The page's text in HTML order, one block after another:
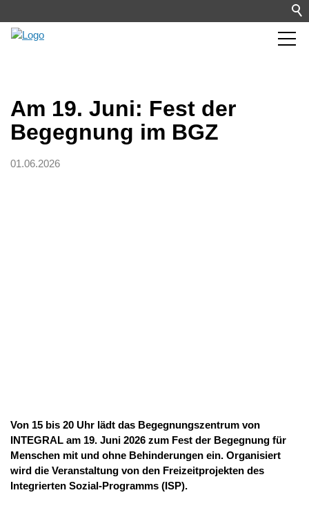
Am 19. Juni: Fest der
Begegnung im BGZ
01.06.2026
Von 15 bis 20 Uhr lädt das Begegnungszentrum von
INTEGRAL am 19. Juni 2026 zum Fest der Begegnung für
Menschen mit und ohne Behinderungen ein. Organisiert
wird die Veranstaltung von den Freizeitprojekten des
Integrierten Sozial-Programms (ISP).